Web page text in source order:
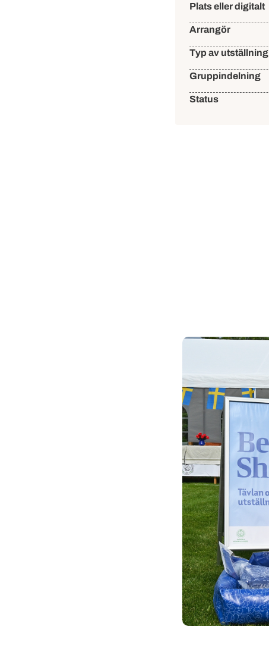
Plats eller digitalt
Arrangör
Typ av utställning
Gruppindelning
Status